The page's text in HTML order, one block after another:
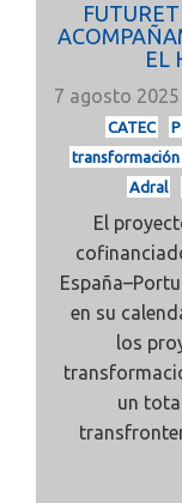
EL
7 agosto 2025
CATEC
transformación
Adral
El
en su
los
un